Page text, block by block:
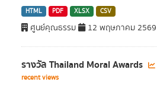
HTML PDF XLSX CSV
ศูนย์คุณธรรม 12 พฤษภาคม 2569
รางวัล Thailand Moral Awards
recent views